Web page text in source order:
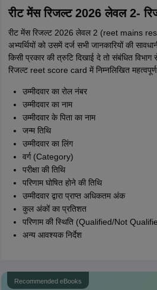
रीट मेंस रिजल्ट 2026 लेवल 2-
रीट मेंस रिजल्ट 2026 लेवल 2 (reet mains
अभ्यर्थियों को उसमें दर्ज सभी जानकारियों की
किसी प्रकार की त्रुटि दिखाई दे तो संबंधित
रिजल्ट reet score card में निम्नलिखित
उम्मीदवार का रोल नंबर
उम्मीदवार का नाम
उम्मीदवार के पिता का नाम
जन्म तिथि
उम्मीदवार का लिंग
वर्ग (Category)
परीक्षा की तिथि
परिणाम घोषित होने की तिथि
उम्मीदवार द्वारा प्राप्त अधिकतम अंक
कुल अंकों का प्रतिशत
परिणाम की स्थिति (Qualified/Not
अन्य आवश्यक निर्देश
Recommended eBooks